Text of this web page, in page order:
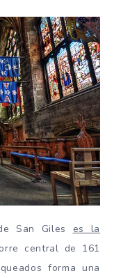
San Giles es la
central de 161
forma una